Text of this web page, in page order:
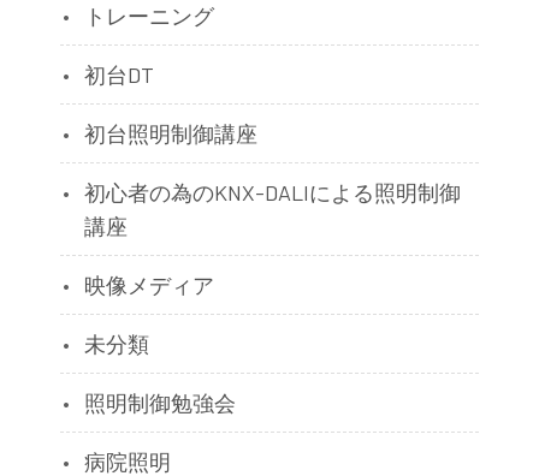
トレーニング
初台DT
初台照明制御講座
初心者の為のKNX-DALIによる照明制御
講座
映像メディア
未分類
照明制御勉強会
病院照明